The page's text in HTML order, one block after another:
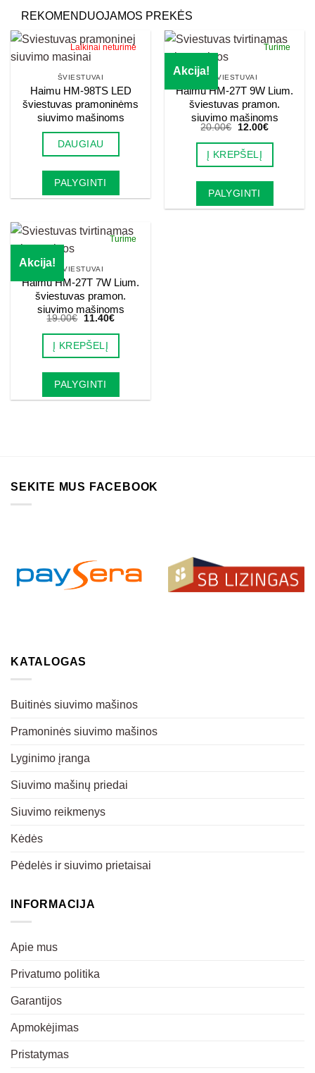
REKOMENDUOJAMOS PREKĖS
Laikinai neturime
ŠVIESTUVAI
Haimu HM-98TS LED
šviestuvas pramoninėms
siuvimo mašinoms
DAUGIAU
PALYGINTI
Akcija!
Turime
ŠVIESTUVAI
Haimu HM-27T 9W Lium.
šviestuvas pramon.
siuvimo mašinoms
20.00€
Original
was:
20.00€.
12.00€Current
is:
Į KREPŠELĮ
PALYGINTI
Akcija!
Turime
ŠVIESTUVAI
Haimu HM-27T 7W Lium.
šviestuvas pramon.
siuvimo mašinoms
19.00€
Original
was:
19.00€.
11.40€Current
is:
Į KREPŠELĮ
PALYGINTI
SEKITE MUS FACEBOOK
KATALOGAS
Buitinės siuvimo mašinos
Pramoninės siuvimo mašinos
Lyginimo įranga
Siuvimo mašinų priedai
Siuvimo reikmenys
Kėdės
Pėdelės ir siuvimo prietaisai
INFORMACIJA
Apie mus
Privatumo politika
Garantijos
Apmokėjimas
Pristatymas